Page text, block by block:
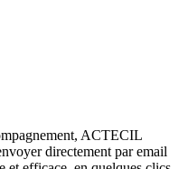
ACTECIL
directement par email